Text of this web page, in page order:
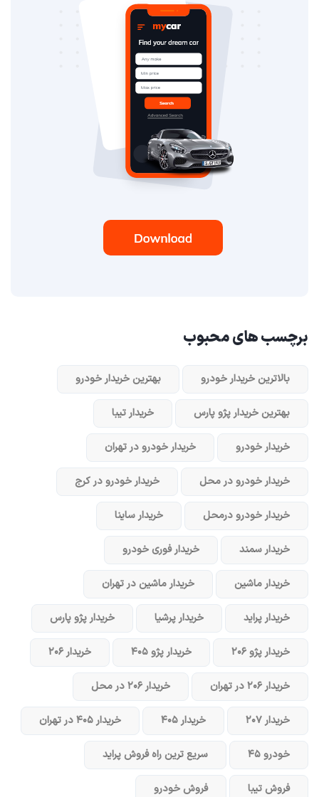
برچسب های محبوب
بالاترین خریدار خودرو بهترین خریدار خودرو
بهترین خریدار پژو پارس خریدار تیبا
خریدار خودرو خریدار خودرو در تهران
خریدار خودرو در محل خریدار خودرو در کرج
خریدار خودرو در‌محل خریدار ساینا
خریدار سمند خریدار فوری خودرو
خریدار ماشین خریدار ماشین در تهران
خریدار پراید خریدار پرشیا خریدار پژو پارس
خریدار پژو ۲۰۶ خریدار پژو ۴۰۵ خریدار ۲۰۶
خریدار ۲۰۶ در تهران خریدار ۲۰۶ در محل
خریدار ۲۰۷ خریدار ۴۰۵ خریدار ۴۰۵ در تهران
خودرو ۴۵ سریع ترین راه فروش پراید
فروش تیبا فروش خودرو